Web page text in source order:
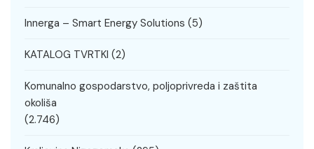
Innerga – Smart Energy Solutions (5)
KATALOG TVRTKI (2)
Komunalno gospodarstvo, poljoprivreda i zaštita
okoliša
(2.746)